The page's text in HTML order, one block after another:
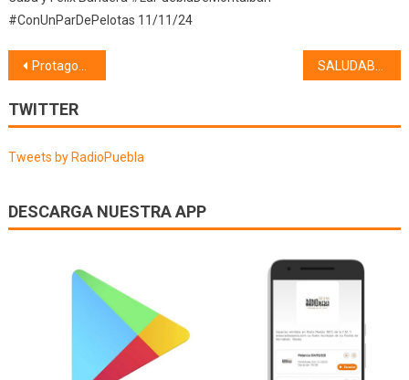
#ConUnParDePelotas 11/11/24
Navegación
de
entradas
Protagonistas IV (20/10/23)
TWITTER
Tweets by RadioPuebla
DESCARGA NUESTRA APP